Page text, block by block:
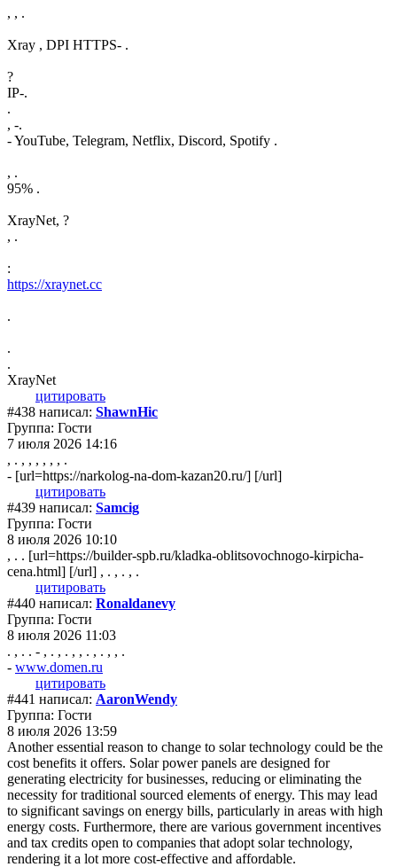
, , .
Xray , DPI HTTPS- .
?
IP-.
.
, -.
- YouTube, Telegram, Netflix, Discord, Spotify .
, .
95% .
XrayNet, ?
, .
:
https://xraynet.cc
.
.
.
XrayNet
цитировать
#438 написал: ShawnHic
Группа: Гости
7 июля 2026 14:16
, . , , , , , , .
- [url=https://narkolog-na-dom-kazan20.ru/] [/url]
цитировать
#439 написал: Samcig
Группа: Гости
8 июля 2026 10:10
, . . [url=https://builder-spb.ru/kladka-oblitsovochnogo-kirpicha-
cena.html] [/url] , . , . , .
цитировать
#440 написал: Ronaldanevy
Группа: Гости
8 июля 2026 11:03
. , . . - , . , . , , . , . , , .
- www.domen.ru
цитировать
#441 написал: AaronWendy
Группа: Гости
8 июля 2026 13:59
Another essential reason to change to solar technology could be the
cost benefits it offers. Solar power panels are designed for
generating electricity for businesses, reducing or eliminating the
necessity for traditional sourced elements of energy. This may lead
to significant savings on energy bills, particularly in areas with high
energy costs. Furthermore, there are various government incentives
and tax credits open to companies that adopt solar technology,
rendering it a lot more cost-effective and affordable.